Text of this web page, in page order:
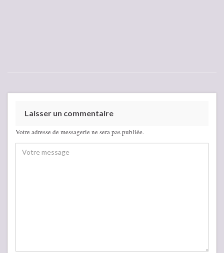
Laisser un commentaire
Votre adresse de messagerie ne sera pas publiée.